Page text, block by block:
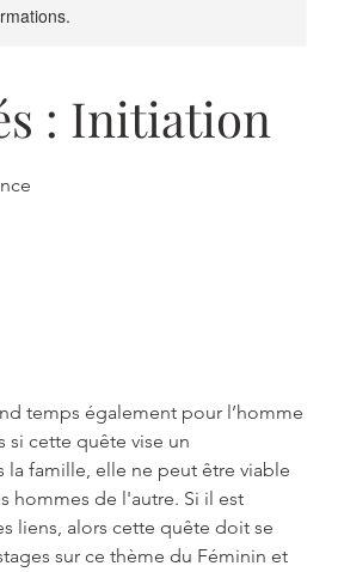
: Initiation
temps également pour l’homme
si cette quête vise un
la famille, elle ne peut être viable
hommes de l'autre. Si il est
liens, alors cette quête doit se
sur ce thème du Féminin et